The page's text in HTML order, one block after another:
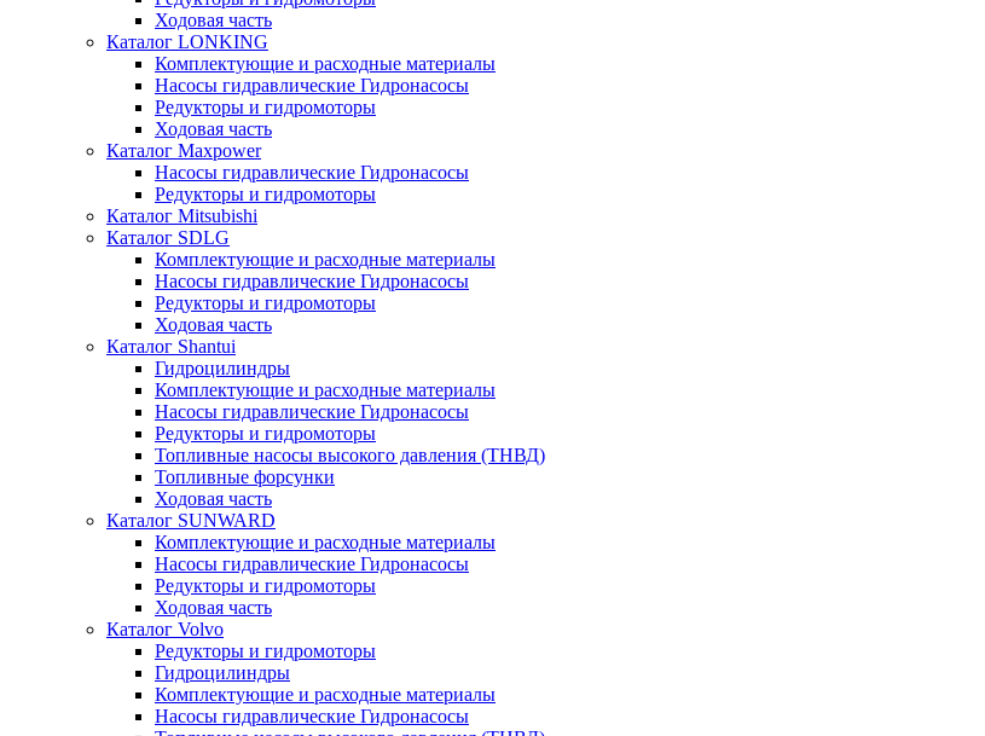
Ходовая часть
Каталог LONKING
Комплектующие и расходные материалы
Насосы гидравлические Гидронасосы
Редукторы и гидромоторы
Ходовая часть
Каталог Maxpower
Насосы гидравлические Гидронасосы
Редукторы и гидромоторы
Каталог Mitsubishi
Каталог SDLG
Комплектующие и расходные материалы
Насосы гидравлические Гидронасосы
Редукторы и гидромоторы
Ходовая часть
Каталог Shantui
Гидроцилиндры
Комплектующие и расходные материалы
Насосы гидравлические Гидронасосы
Редукторы и гидромоторы
Топливные насосы высокого давления (ТНВД)
Топливные форсунки
Ходовая часть
Каталог SUNWARD
Комплектующие и расходные материалы
Насосы гидравлические Гидронасосы
Редукторы и гидромоторы
Ходовая часть
Каталог Volvo
Редукторы и гидромоторы
Гидроцилиндры
Комплектующие и расходные материалы
Насосы гидравлические Гидронасосы